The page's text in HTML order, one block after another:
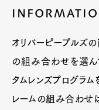
オリバーピープルズ
の組み合わせを選ん
タムレンズプログラ
レームの組み合わせ